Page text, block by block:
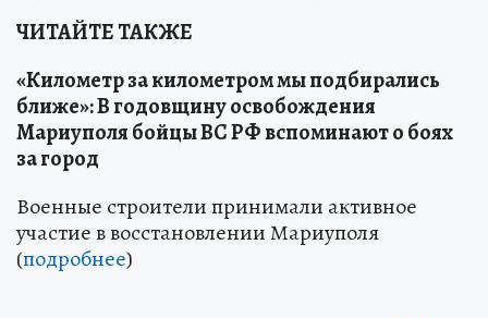
ЧИТАЙТЕ ТАКЖЕ
«Километр за километром мы подбирались
ближе»: В годовщину освобождения
Мариуполя бойцы ВС РФ вспоминают о боях
за город
Военные строители принимали активное
участие в восстановлении Мариуполя
(подробнее)